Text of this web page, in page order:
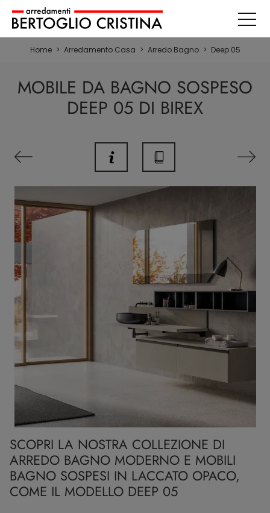
Home > Arredamento Casa > Arredo Bagno > Deep 05
MOBILE DA BAGNO SOSPESO
DEEP 05 DI BIREX
SCOPRI LA NOSTRA COLLEZIONE DI
ARREDO BAGNO MODERNO E MOBILI
BAGNO SOSPESI IN LACCATO OPACO,
COME IL MODELLO DEEP 05